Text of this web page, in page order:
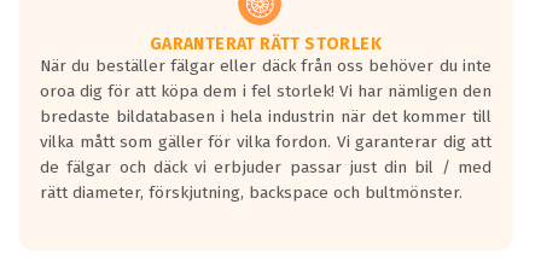
Vid körning i över 50km/h brukar
rullmotståndets ljud överträffa
motorljudet.
På däckmärkningen kommer det finnas
en symbol av ett däck med vågar. Hög
bullernivå markeras med svarta vågor
medans de vita vågorna påvisar om det är
ett tyst däck.
GARANTERAT RÄTT STORLEK
När du beställer fälgar eller däck från oss behöver du inte
oroa dig för att köpa dem i fel storlek! Vi har nämligen den
bredaste bildatabasen i hela industrin när det kommer till
vilka mått som gäller för vilka fordon. Vi garanterar dig att
de fälgar och däck vi erbjuder passar just din bil / med
rätt diameter, förskjutning, backspace och bultmönster.